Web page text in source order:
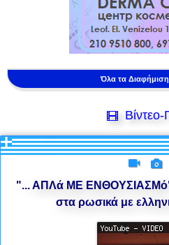
Όλα τα
Βίντεο-
"... ΑΠΛά ΜΕ
στα ρωσικά με